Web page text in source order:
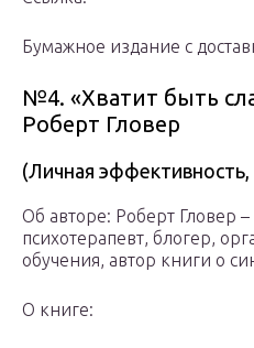
Бумажное издание с
№4. «Хватит быть
Роберт Гловер
(Личная эффективность,
Об авторе: Роберт Гловер
психотерапевт, блогер,
обучения, автор книги о
О книге: